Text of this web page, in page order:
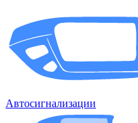
Автосигнализации